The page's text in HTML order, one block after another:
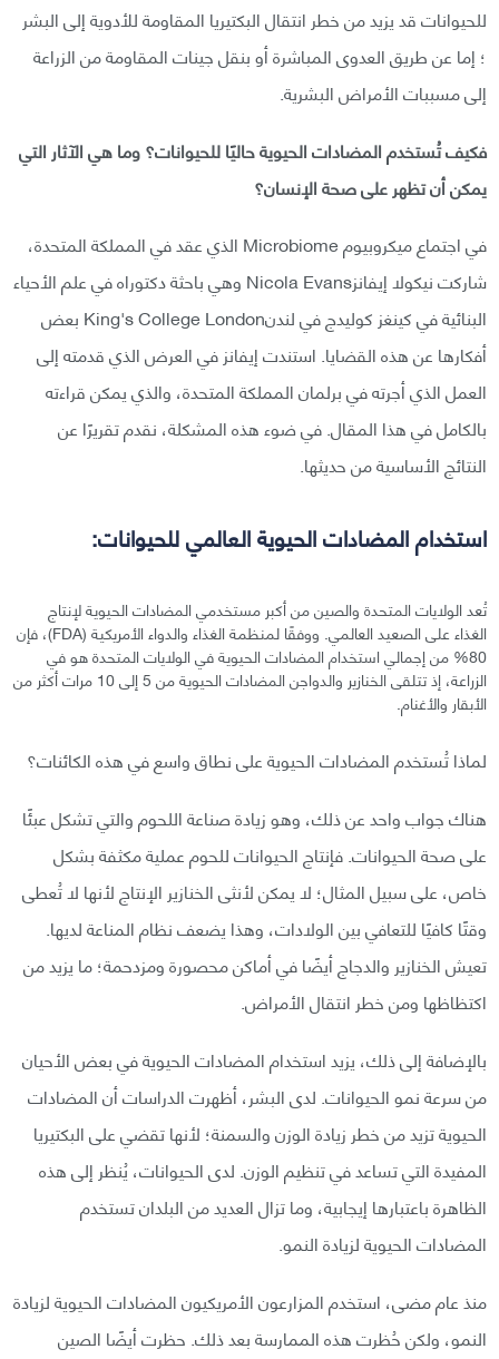
للحيوانات قد يزيد من خطر انتقال البكتيريا المقاومة للأدوية إلى البشر
؛ إما عن طريق العدوى المباشرة أو بنقل جينات المقاومة من الزراعة
إلى مسببات الأمراض البشرية.
فكيف تُستخدم المضادات الحيوية حاليًا للحيوانات؟ وما هي الآثار التي
يمكن أن تظهر على صحة الإنسان؟
في اجتماع ميكروبيوم Microbiome الذي عقد في المملكة المتحدة،
شاركت نيكولا إيفانزNicola Evans وهي باحثة دكتوراه في علم الأحياء
البنائية في كينغز كوليدج في لندنKing's College London بعض
أفكارها عن هذه القضايا. استندت إيفانز في العرض الذي قدمته إلى
العمل الذي أجرته في برلمان المملكة المتحدة، والذي يمكن قراءته
بالكامل في هذا المقال. في ضوء هذه المشكلة، نقدم تقريرًا عن
النتائج الأساسية من حديثها.
استخدام المضادات الحيوية العالمي للحيوانات:
تُعد الولايات المتحدة والصين من أكبر مستخدمي المضادات الحيوية لإنتاج
الغذاء على الصعيد العالمي. ووفقًا لمنظمة الغذاء والدواء الأمريكية (FDA)، فإن
80% من إجمالي استخدام المضادات الحيوية في الولايات المتحدة هو في
الزراعة، إذ تتلقى الخنازير والدواجن المضادات الحيوية من 5 إلى 10 مرات أكثر من
الأبقار والأغنام.
لماذا تُستخدم المضادات الحيوية على نطاق واسع في هذه الكائنات؟
هناك جواب واحد عن ذلك، وهو زيادة صناعة اللحوم والتي تشكل عبئًا
على صحة الحيوانات. فإنتاج الحيوانات للحوم عملية مكثفة بشكل
خاص، على سبيل المثال؛ لا يمكن لأنثى الخنازير الإنتاج لأنها لا تُعطى
وقتًا كافيًا للتعافي بين الولادات، وهذا يضعف نظام المناعة لديها.
تعيش الخنازير والدجاج أيضًا في أماكن محصورة ومزدحمة؛ ما يزيد من
اكتظاظها ومن خطر انتقال الأمراض.
بالإضافة إلى ذلك، يزيد استخدام المضادات الحيوية في بعض الأحيان
من سرعة نمو الحيوانات. لدى البشر، أظهرت الدراسات أن المضادات
الحيوية تزيد من خطر زيادة الوزن والسمنة؛ لأنها تقضي على البكتيريا
المفيدة التي تساعد في تنظيم الوزن. لدى الحيوانات، يُنظر إلى هذه
الظاهرة باعتبارها إيجابية، وما تزال العديد من البلدان تستخدم
المضادات الحيوية لزيادة النمو.
منذ عام مضى، استخدم المزارعون الأمريكيون المضادات الحيوية لزيادة
النمو، ولكن حُظرت هذه الممارسة بعد ذلك. حظرت أيضًا الصين